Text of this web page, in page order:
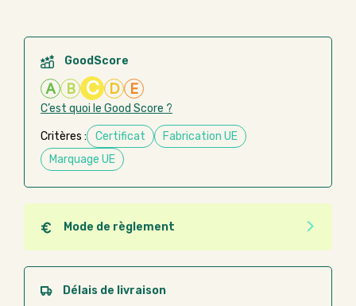
GoodScore
A B C D E
C’est quoi le Good Score ?
Critères : Certificat
Fabrication UE
Marquage UE
Mode de règlement
Quel que soit le mode de règlement, vous pouvez
passer commande en ligne sur Good Act.
Paiement CB :paiement sécurisé par carte
Délais de livraison